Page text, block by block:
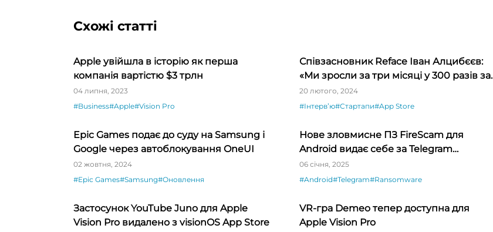
Схожі статті
Apple увійшла в історію як перша
компанія вартістю $3 трлн
04 липня, 2023
#Business#Apple#Vision Pro
Співзасновник Reface Іван Алцибєєв:
«Ми зросли за три місяці у 300 разів за
рахунок емоції та новизни»
20 лютого, 2024
#Інтервʼю#Стартапи#App Store
Epic Games подає до суду на Samsung і
Google через автоблокування OneUI
02 жовтня, 2024
#Epic Games#Samsung#Оновлення
Нове зловмисне ПЗ FireScam для
Android видає себе за Telegram
Premium
06 січня, 2025
#Android#Telegram#Ransomware
Застосунок YouTube Juno для Apple
Vision Pro видалено з visionOS App Store
VR-гра Demeo тепер доступна для
Apple Vision Pro